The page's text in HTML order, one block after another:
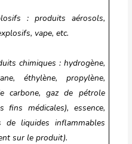
: produits aérosols,
vape, etc.
chimiques : hydrogène,
éthylène, propylène,
carbone, gaz de pétrole
fins médicales), essence,
liquides inflammables
sur le produit).